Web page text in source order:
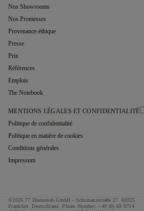
Nos Showrooms
Nos Promesses
Provenance-éthique
Presse
Prix
Références
Emplois
The Notebook
MENTIONS LÉGALES ET CONFIDENTIALITÉ
Politique de confidentialité
Politique en matière de cookies
Conditions générales
Impressum
©2026 77 Diamonds GmbH - Schumannstraße 27. 60325
Frankfurt. Deutschland. Phone Number: +49 (0) 69 9754